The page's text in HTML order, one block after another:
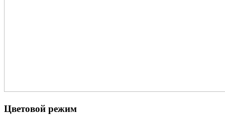
Цветовой режим